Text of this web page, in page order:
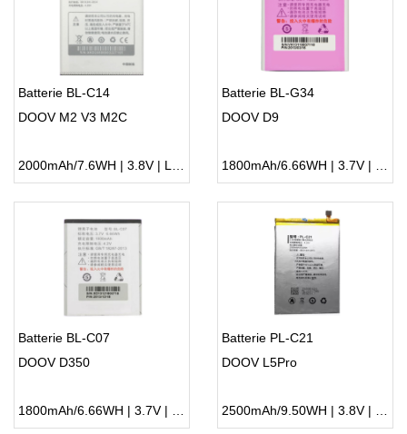
Batterie BL-C14
DOOV M2 V3 M2C
2000mAh/7.6WH | 3.8V | Li-ion ...
Batterie BL-G34
DOOV D9
1800mAh/6.66WH | 3.7V | Li-ion ...
Batterie BL-C07
DOOV D350
1800mAh/6.66WH | 3.7V | Li-ion ...
Batterie PL-C21
DOOV L5Pro
2500mAh/9.50WH | 3.8V | Li-ion ...